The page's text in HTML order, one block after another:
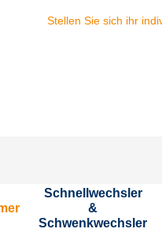
Stellen Sie sich ihr
Schnellwechsler
&
Schwenkwechsler